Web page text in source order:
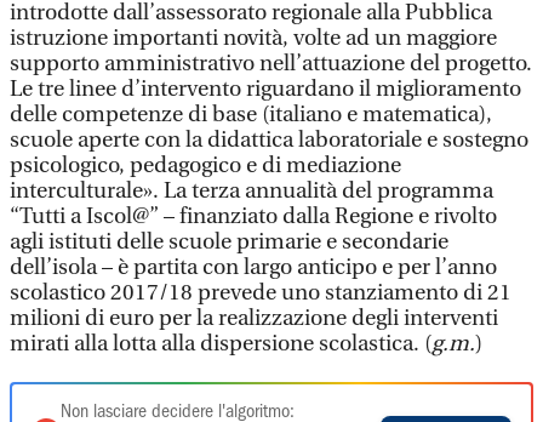
introdotte dall’assessorato regionale alla Pubblica
istruzione importanti novità, volte ad un maggiore
supporto amministrativo nell’attuazione del progetto.
Le tre linee d’intervento riguardano il miglioramento
delle competenze di base (italiano e matematica),
scuole aperte con la didattica laboratoriale e sostegno
psicologico, pedagogico e di mediazione
interculturale». La terza annualità del programma
“Tutti a Iscol@” – finanziato dalla Regione e rivolto
agli istituti delle scuole primarie e secondarie
dell’isola – è partita con largo anticipo e per l’anno
scolastico 2017/18 prevede uno stanziamento di 21
milioni di euro per la realizzazione degli interventi
mirati alla lotta alla dispersione scolastica. (g.m.)
Non lasciare decidere l'algoritmo: